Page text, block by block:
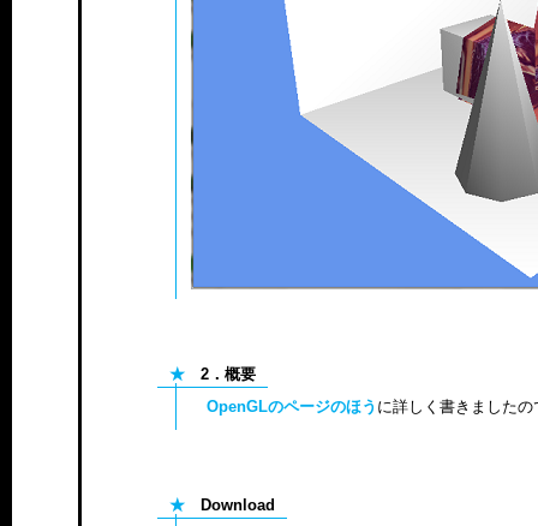
★ 2．概要
OpenGLのページのほう に詳しく書きました
★ Download